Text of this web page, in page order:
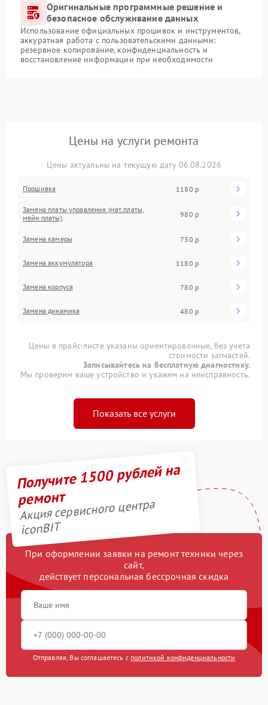
Оригинальные программные решение и
безопасное обслуживание данных
Использование официальных прошивок и инструментов,
аккуратная работа с пользовательскими данными:
резервное копирование, конфиденциальность и
восстановление информации при необходимости
Цены на услуги ремонта
Цены актуальны на текущую дату 06.08.2026
Прошивка 1180 р
Замена платы управления (мат.платы,
мейн платы)
980 р
Замена камеры 730 р
Замена аккумулятора 1180 р
Замена корпуса 780 р
Замена динамика 480 р
Цены в прайс-листе указаны ориентировочные, без учета
стоимости запчастей.
Записывайтесь на бесплатную диагностику.
Мы проверим ваше устройство и укажем на неисправность.
Показать все услуги
Получите 1500 рублей на
ремонт
Акция сервисного центра
iconBIT
При оформлении заявки на ремонт техники через
сайт,
действует персональная бессрочная скидка
Отправляя, Вы соглашаетесь с политикой конфиденциальности